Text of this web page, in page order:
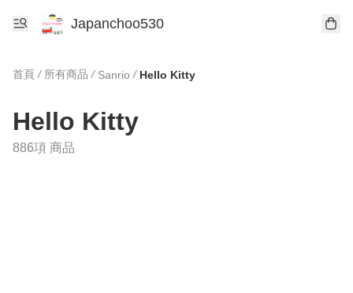
Japanchoo530
首頁 / 所有商品 / Sanrio / Hello Kitty
Hello Kitty
886項 商品